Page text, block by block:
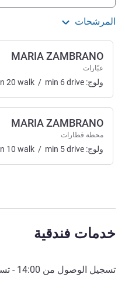
المرشحات
MARIA ZAMBRANO
عبّارات
ولوج: 20 walk / min 6drive
MARIA ZAMBRANO
محطة قطارات
ولوج: 10 walk / min 5drive
خدمات فندقية
تسجيل الوصول من 14:00
-